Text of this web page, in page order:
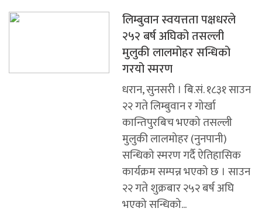
लिम्बुवान स्वयत्तता पक्षधरले
२५२ बर्ष अघिको तसल्ली
मुलुकी लालमोहर सन्धिको
गरयो स्मरण
धरान, सुनसरी । बि.सं. १८३१ साउन
२२ गते लिम्बुवान र गोर्खा
कान्तिपुरबिच भएको तसल्ली
मुलुकी लालमोहर (नुनपानी)
सन्धिको स्मरण गर्दै ऐतिहासिक
कार्यक्रम सम्पन्न भएको छ । साउन
२२ गते शुक्रबार २५२ बर्ष अघि
भएको सन्धिको...